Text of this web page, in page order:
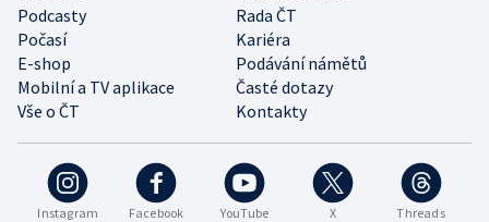
Instagram Facebook YouTube X Threads
Podcasty
Rada ČT
Počasí
Kariéra
E-shop
Podávání námětů
Mobilní a TV aplikace
Časté dotazy
Vše o ČT
Kontakty